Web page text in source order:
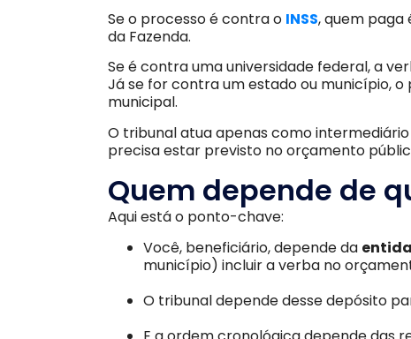
Se o processo é contra o INSS, quem paga
da Fazenda.
Se é contra uma universidade federal, a
Já se for contra um estado ou município,
municipal.
O tribunal atua apenas como
precisa estar previsto no orçamento
Quem depende de
Aqui está o ponto-chave:
Você, beneficiário, depende da
município) incluir a verba no
O tribunal depende desse depósito